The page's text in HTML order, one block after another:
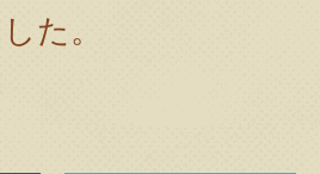
した。